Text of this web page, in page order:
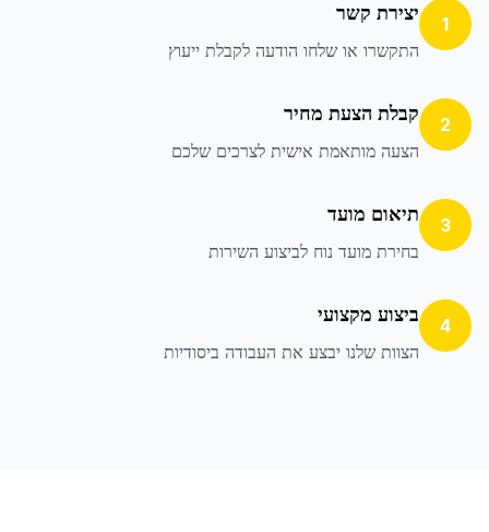
1 יצירת קשר
התקשרו או שלחו הודעה לקבלת ייעוץ
2 קבלת הצעת מחיר
הצעה מותאמת אישית לצרכים שלכם
3 תיאום מועד
בחירת מועד נוח לביצוע השירות
4 ביצוע מקצועי
הצוות שלנו יבצע את העבודה ביסודיות